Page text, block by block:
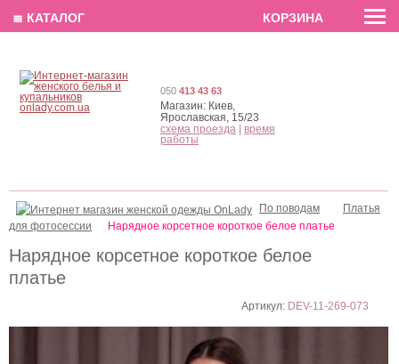
EN РУС
Нарядное корсетное короткое белое
платье
Артикул: DEV-11-269-073
По поводам
Платья
для фотосессии
Нарядное корсетное короткое белое платье
050 413 43 63
Магазин: Киев,
Ярославская, 15/23
схема проезда
время
работы
≣ КАТАЛОГ КОРЗИНА